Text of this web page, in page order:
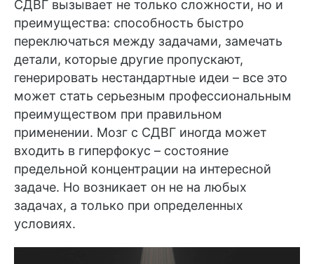
СДВГ вызывает не только сложности, но и
преимущества: способность быстро
переключаться между задачами, замечать
детали, которые другие пропускают,
генерировать нестандартные идеи – все это
может стать серьезным профессиональным
преимуществом при правильном
применении. Мозг с СДВГ иногда может
входить в гиперфокус – состояние
предельной концентрации на интересной
задаче. Но возникает он не на любых
задачах, а только при определенных
условиях.